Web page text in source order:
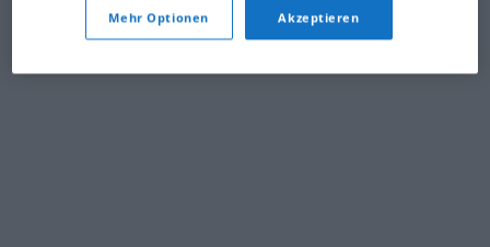
Mehr Optionen Akzeptieren